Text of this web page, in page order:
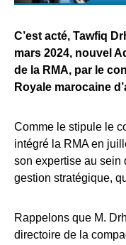
C’est acté, Tawfiq
mars 2024, nouvel
de la RMA, par le
Royale marocaine
Comme le stipule le
intégré la RMA en
son expertise au sein
gestion stratégique,
Rappelons que M.
directoire de la